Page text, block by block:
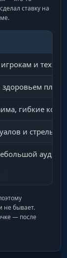
ставку на
и
здоровьем
гибкие
и стрельбы
не бывает.
— после